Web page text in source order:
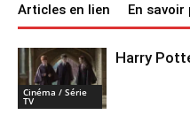
Articles en lien En
Cinéma / Série
TV
Harry